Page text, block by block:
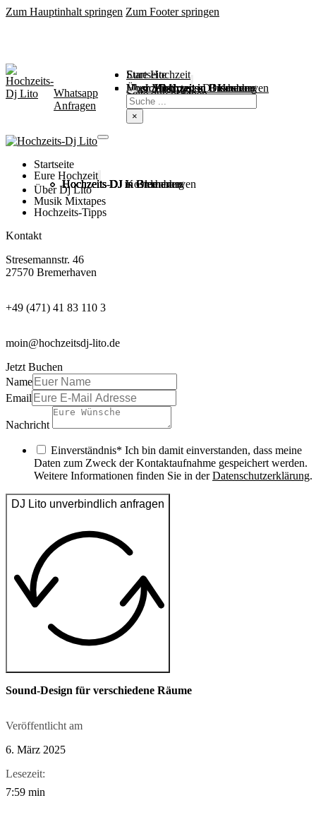
Zum Hauptinhalt springen Zum Footer springen
Startseite
Eure Hochzeit
Hochzeit in Bremen
Hochzeit in Bremerhaven
Hochzeit in Cuxhaven
Hochzeit in Oldenburg
Hochzeits-DJ Kosten
Über Mich
Music / Mixtapes
Hochzeitstipps
Seite durchsuchen
Suchen
×
Whatsapp
Anfragen
Startseite
Eure Hochzeit
Hochzeits DJ in Bremen
Hochzeits DJ in Bremerhaven
Hochzeits DJ in Cuxhaven
Hochzeits DJ in Oldenburg
Hochzeits-DJ Kosten
Über Dj Lito
Musik Mixtapes
Hochzeits-Tipps
Kontakt
Stresemannstr. 46
27570 Bremerhaven
+49 (471) 41 83 110 3
moin@hochzeitsdj-lito.de
Jetzt Buchen
Name
Email
Nachricht
Einverständnis* Ich bin damit einverstanden, dass meine
Daten zum Zweck der Kontaktaufnahme gespeichert werden.
Weitere Informationen finden Sie in derDatenschutzerklärung.
DJ Lito unverbindlich anfragen
Sound-Design für verschiedene Räume
Veröffentlicht am
6. März 2025
Lesezeit:
7:59 min